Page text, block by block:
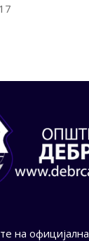
на